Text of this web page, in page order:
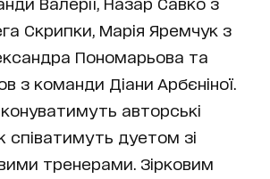
Скрипки, Марія Яремчук з
Пономарьова та
з команди Діани Арбєніної.
авторські
співатимуть дуетом зі
тренерами. Зірковим